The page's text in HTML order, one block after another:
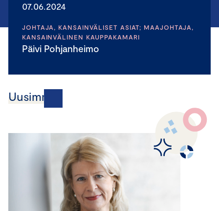
07.06.2024
JOHTAJA, KANSAINVÄLISET ASIAT; MAAJOHTAJA,
KANSAINVÄLINEN KAUPPAKAMARI
Päivi Pohjanheimo
Uusimmat